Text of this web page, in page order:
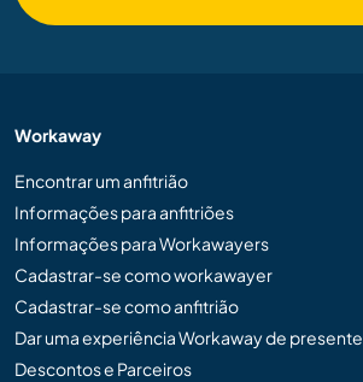
Workaway
Encontrar um anfitrião
Informações para anfitriões
Informações para Workawayers
Cadastrar-se como workawayer
Cadastrar-se como anfitrião
Dar uma experiência Workaway de presente
Descontos e Parceiros